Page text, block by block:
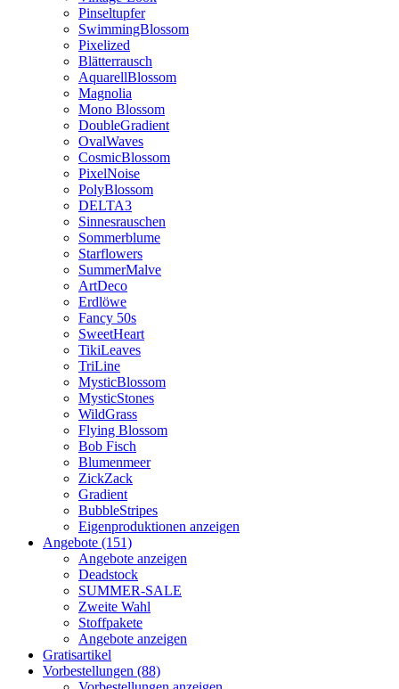
Pinseltupfer
SwimmingBlossom
Pixelized
Blätterrausch
AquarellBlossom
Magnolia
Mono Blossom
DoubleGradient
OvalWaves
CosmicBlossom
PixelNoise
PolyBlossom
DELTA3
Sinnesrauschen
Sommerblume
Starflowers
SummerMalve
ArtDeco
Erdlöwe
Fancy 50s
SweetHeart
TikiLeaves
TriLine
MysticBlossom
MysticStones
WildGrass
Flying Blossom
Bob Fisch
Blumenmeer
ZickZack
Gradient
BubbleStripes
Eigenproduktionen anzeigen
Angebote (151)
Angebote anzeigen
Deadstock
SUMMER-SALE
Zweite Wahl
Stoffpakete
Angebote anzeigen
Gratisartikel
Vorbestellungen (88)